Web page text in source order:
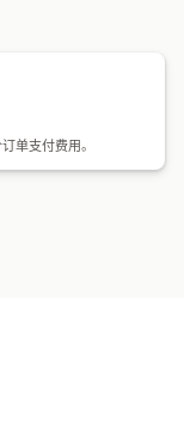
单支付费用。